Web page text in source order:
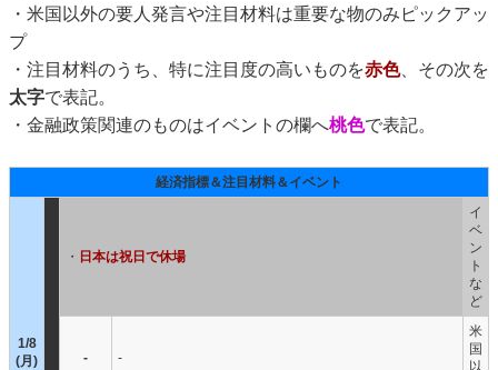
・米国以外の要人発言や注目材料は重要な物のみピックアッ
プ
・注目材料のうち、特に注目度の高いものを赤色、その次を
太字で表記。
・金融政策関連のものはイベントの欄へ桃色で表記。
経済指標＆注目材料＆イベント
1/8
(月)
・ 日本は祝日で休場
イ
ベ
ン
ト
な
ど
- -
米
国